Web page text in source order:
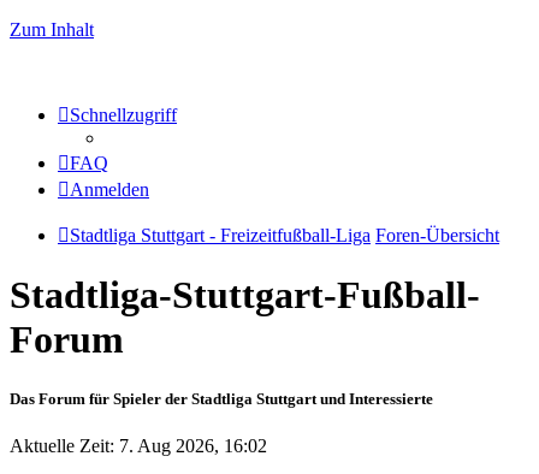
Zum Inhalt
Schnellzugriff
FAQ
Anmelden
Stadtliga Stuttgart - Freizeitfußball-Liga Foren-Übersicht
Stadtliga-Stuttgart-Fußball-
Forum
Das Forum für Spieler der Stadtliga Stuttgart und Interessierte
Aktuelle Zeit: 7. Aug 2026, 16:02